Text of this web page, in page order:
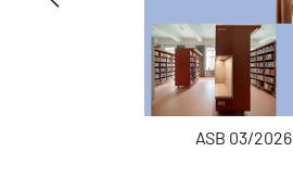
ASB 03/2026